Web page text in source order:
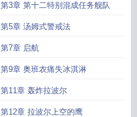
第3章 第十二特别混成任务舰队
第5章 汤姆式警戒法
第7章 启航
第9章 奥班农痛失冰淇淋
第11章 轰炸拉波尔
第12章 拉波尔上空的鹰